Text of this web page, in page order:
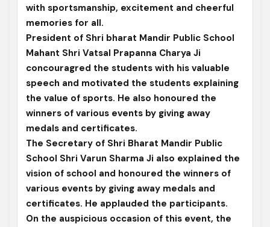
with sportsmanship, excitement and cheerful
memories for all.
President of Shri bharat Mandir Public School
Mahant Shri Vatsal Prapanna Charya Ji
concouragred the students with his valuable
speech and motivated the students explaining
the value of sports. He also honoured the
winners of various events by giving away
medals and certificates.
The Secretary of Shri Bharat Mandir Public
School Shri Varun Sharma Ji also explained the
vision of school and honoured the winners of
various events by giving away medals and
certificates. He applauded the participants.
On the auspicious occasion of this event, the